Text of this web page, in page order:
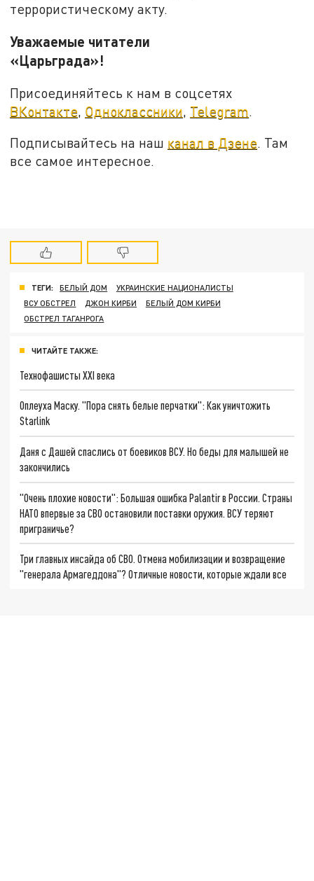
террористическому акту.
Уважаемые читатели
«Царьграда»!
Присоединяйтесь к нам в соцсетях
ВКонтакте, Одноклассники, Telegram.
Подписывайтесь на наш канал в Дзене. Там
все самое интересное.
ТЕГИ: БЕЛЫЙ ДОМ
УКРАИНСКИЕ НАЦИОНАЛИСТЫ
ВСУ ОБСТРЕЛ
ДЖОН КИРБИ
БЕЛЫЙ ДОМ КИРБИ
ОБСТРЕЛ ТАГАНРОГА
ЧИТАЙТЕ ТАКЖЕ:
Технофашисты XXI века
Оплеуха Маску. "Пора снять белые перчатки": Как уничтожить
Starlink
Даня с Дашей спаслись от боевиков ВСУ. Но беды для малышей не
закончились
"Очень плохие новости": Большая ошибка Palantir в России. Страны
НАТО впервые за СВО остановили поставки оружия. ВСУ теряют
приграничье?
Три главных инсайда об СВО. Отмена мобилизации и возвращение
"генерала Армагеддона"? Отличные новости, которые ждали все